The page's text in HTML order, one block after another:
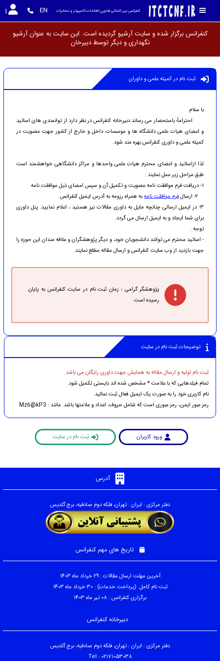
کنفرانس بین المللی فناوری اطلاعات،کامپیوتر و مخابرات EN
کنفرانس برگزار شده و سایت آرشیو گردیده است. این سایت به عنوان آرشیو
نگهداری و دیگر توسط
ثبت نام در کمیته علمی و داوران
با سلام
احتراماً؛ باستحضار می رساند دبیرخانه کنفرانس در نظر دارد از توانمندی های اساتید
و اعضای هیات علمی دانشگاه ها و موسسات داخل و خارج از کشور جهت عضویت در
کمیته علمی و داوری کنفرانس بهره مند شود.
لذا ازاساتید و اعضای محترم هیات علمی واحدها و مراکز دانشگاهی خواهشمند است
طبق مراحل زیر عمل نمایند :
1- دریافت فرم موافقت نامه عضویت و تکمیل آن و سپس امضای ذیل موافقت نامه
فرم موافقت نامهبه همراه رزومه به آدرس ایمیل کنفرانس
3- در ایمیل ارسالی چنانچه مایل به داوری مقالات نیز هستید ، اعلام نمایید. پنل داوری
برای شما ایجاد و به ایمیل ارسال می گردد.
توجه :
- اساتید محترم می توانند دانشجویان خود، و دیگر پژوهشگران و علاقه مندان این حوزه را
جهت بازدید از وب سایت کنفرانس و ارسال مقاله مطلع نمایند.
پژوهشگر گرامی ؛ زمان ثبت نام در سایت کنفرانس به پایان
رسیده است.
توضیحات ثبت نام در سایت
ثبت نام اولیه و ارسال مقاله به همایش جهت داوری رایگان می باشد.
تمام فیلدهایی که با علامت * مشخص شده اند بایستی تکمیل شود.
نام کاربری خود را به صورت یک ایمیل فعال ثبت نمائید.
رمز عبور ایمن، رمز عبوری است که شامل حروف، اعداد و علامتها باشد. مانند : Mz6@kP3
ورود کاربران ثبت نام در سایت
آدرس
دفتر مرکزی : ایران : تهران، فلکه دوم صادقیه، برج گلدیس
تاریخ های مهم کنفرانس
آخرین مهلت ارسال مقالات : 29 خرداد ماه 1403
ثبت نام کامل (پرداخت خدمات) : 30 خرداد ماه 1403
برگزاری کنفرانس : 08 تیر ماه 1403
دبیرخانه کنفرانس
دفتر مرکزی : ایران : تهران، فلکه دوم صادقیه، برج گلدیس
Tel : 02171053038